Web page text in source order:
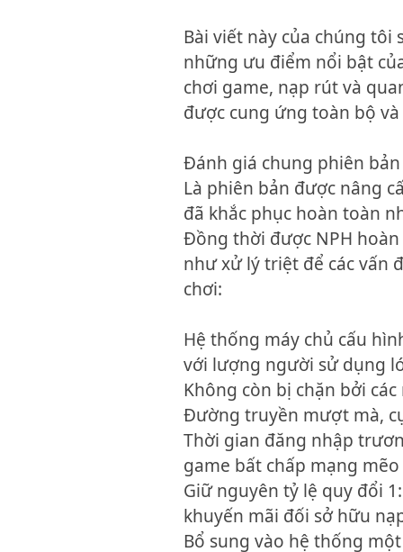
Bài viết này của chúng
những ưu điểm nổi bật
chơi game, nạp rút và
được cung ứng toàn bộ
Đánh giá chung phiên
Là phiên bản được nâng
đã khắc phục hoàn toàn
Đồng thời được NPH
như xử lý triệt để các vấn
chơi:
Hệ thống máy chủ cấu
với lượng người sử dụng
Không còn bị chặn bởi
Đường truyền mượt mà,
Thời gian đăng nhập
game bất chấp mạng
Giữ nguyên tỷ lệ quy đổi
khuyến mãi đối sở hữu
Bổ sung vào hệ thống